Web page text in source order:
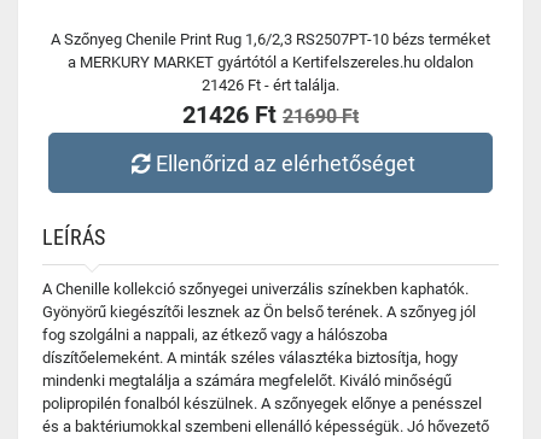
A Szőnyeg Chenile Print Rug 1,6/2,3 RS2507PT-10 bézs terméket
a MERKURY MARKET gyártótól a Kertifelszereles.hu oldalon
21426 Ft - ért találja.
21426 Ft 21690 Ft
Ellenőrizd az elérhetőséget
LEÍRÁS
A Chenille kollekció szőnyegei univerzális színekben kaphatók.
Gyönyörű kiegészítői lesznek az Ön belső terének. A szőnyeg jól
fog szolgálni a nappali, az étkező vagy a hálószoba
díszítőelemeként. A minták széles választéka biztosítja, hogy
mindenki megtalálja a számára megfelelőt. Kiváló minőségű
polipropilén fonalból készülnek. A szőnyegek előnye a penésszel
és a baktériumokkal szembeni ellenálló képességük. Jó hővezető